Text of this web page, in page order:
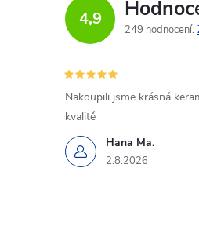
4,9
249 hodnocení
Hana Ma.
2.8.2026
Nakoupili jsme krásná
kvalitě